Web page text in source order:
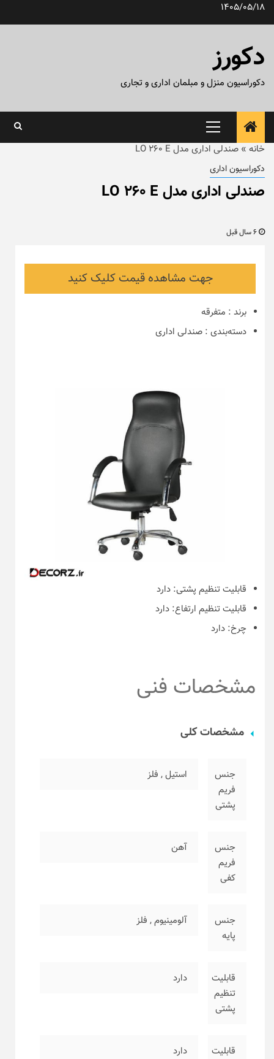
پرش1405/05/18
دکورز
دکوراسیون منزل و مبلمان اداری و تجاری
منوی
اصلی
خانه » صندلی اداری مدل LO 260 E
دکوراسیون اداری
صندلی اداری مدل LO 260 E
جهت مشاهده قیمت کلیک کنید
برند : متفرقه
دسته‌بندی : صندلی اداری
قابلیت تنظیم پشتی: دارد
قابلیت تنظیم ارتفاع: دارد
چرخ: دارد
مشخصات فنی
مشخصات کلی
جنس
فریم
پشتی
استیل, فلز
جنس
فریم
کفی
آهن
جنس
پایه
آلومینیوم, فلز
قابلیت
تنظیم
پشتی
دارد
قابلیت
دارد